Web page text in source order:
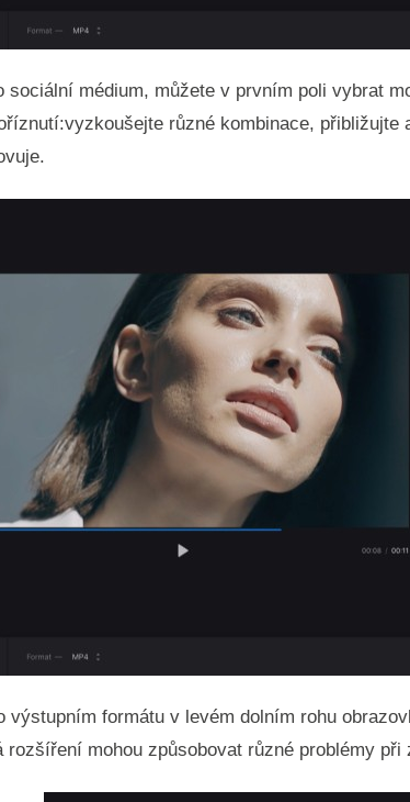
sociální médium, můžete v prvním poli vybrat
různé kombinace,
výstupním formátu v levém dolním rohu
mohou způsobovat různé problémy při